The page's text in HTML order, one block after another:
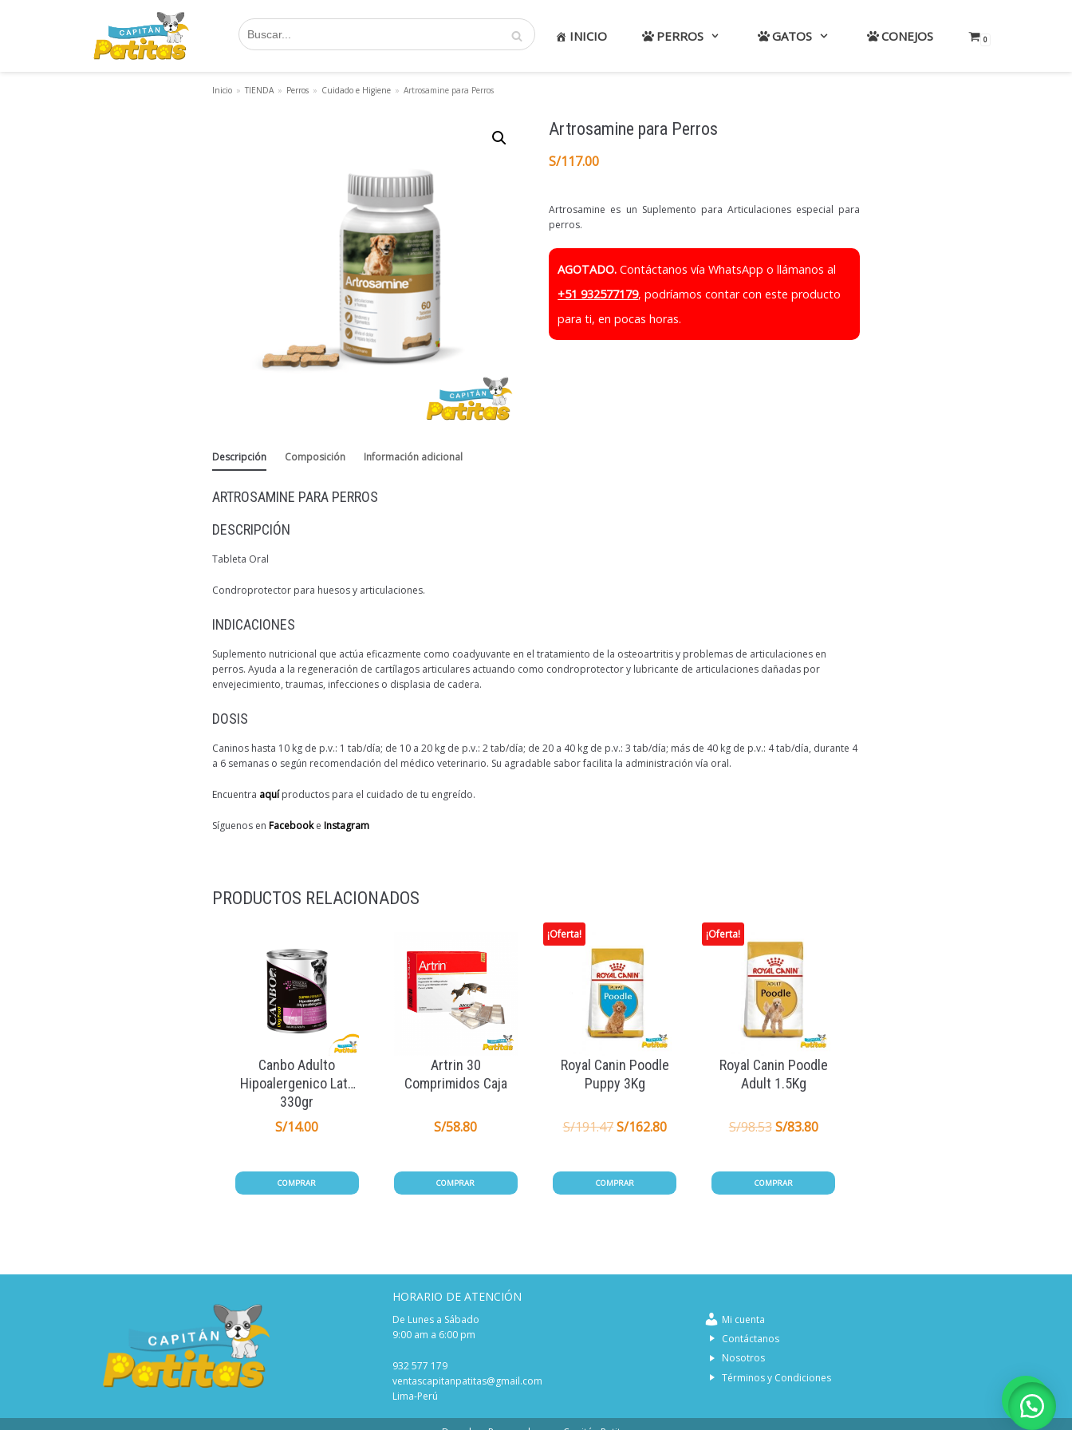
INICIO PERROS GATOS CONEJOS 0
Inicio » TIENDA » Perros » Cuidado e Higiene » Artrosamine para Perros
Artrosamine para Perros
S/117.00
Artrosamine es un Suplemento para Articulaciones especial para
perros.
AGOTADO. Contáctanos vía WhatsApp o llámanos al
+51 932577179, podríamos contar con este producto
para ti, en pocas horas.
Descripción Composición Información adicional
ARTROSAMINE PARA PERROS
DESCRIPCIÓN
Tableta Oral
Condroprotector para huesos y articulaciones.
INDICACIONES
Suplemento nutricional que actúa eficazmente como coadyuvante en el tratamiento de la osteoartritis y problemas de articulaciones en
perros. Ayuda a la regeneración de cartílagos articulares actuando como condroprotector y lubricante de articulaciones dañadas por
envejecimiento, traumas, infecciones o displasia de cadera.
DOSIS
Caninos hasta 10 kg de p.v.: 1 tab/día; de 10 a 20 kg de p.v.: 2 tab/día; de 20 a 40 kg de p.v.: 3 tab/día; más de 40 kg de p.v.: 4 tab/día, durante 4
a 6 semanas o según recomendación del médico veterinario. Su agradable sabor facilita la administración vía oral.
Encuentra aquíproductos para el cuidado de tu engreído.
Síguenos en Facebooke Instagram
PRODUCTOS RELACIONADOS
Canbo Adulto
Hipoalergenico Lata
330gr
S/14.00
COMPRAR
Artrin 30
Comprimidos Caja
S/58.80
COMPRAR
¡Oferta!
Royal Canin Poodle
Puppy 3Kg
S/191.47S/162.80
COMPRAR
¡Oferta!
Royal Canin Poodle
Adult 1.5Kg
S/98.53S/83.80
COMPRAR
HORARIO DE ATENCIÓN
De Lunes a Sábado
9:00 am a 6:00 pm
932 577 179
ventascapitanpatitas@gmail.com
Lima-Perú
Mi cuenta
Contáctanos
Nosotros
Términos y Condiciones